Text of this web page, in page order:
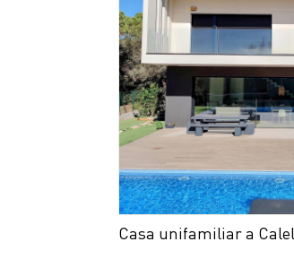
Casa unifamiliar a